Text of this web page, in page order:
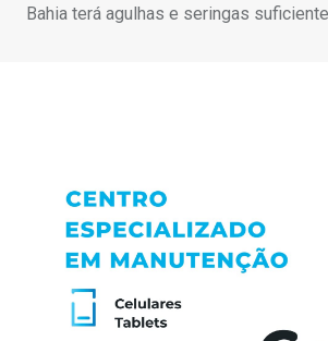
Bahia terá agulhas e seringas